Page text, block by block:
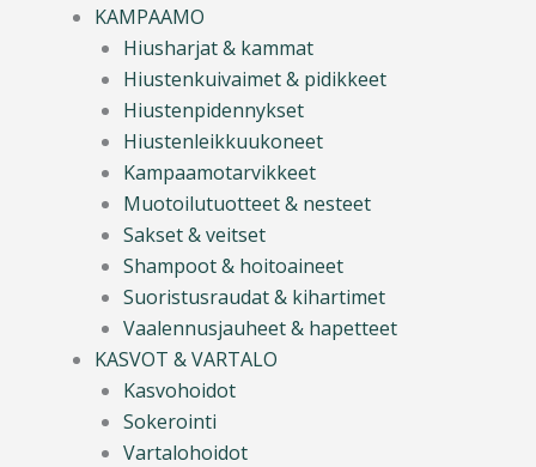
KAMPAAMO
Hiusharjat & kammat
Hiustenkuivaimet & pidikkeet
Hiustenpidennykset
Hiustenleikkuukoneet
Kampaamotarvikkeet
Muotoilutuotteet & nesteet
Sakset & veitset
Shampoot & hoitoaineet
Suoristusraudat & kihartimet
Vaalennusjauheet & hapetteet
KASVOT & VARTALO
Kasvohoidot
Sokerointi
Vartalohoidot